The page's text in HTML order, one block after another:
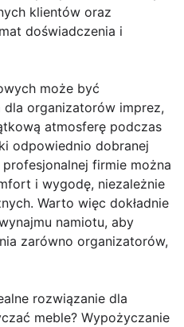
klientów oraz
doświadczenia i
może być
dla organizatorów imprez,
atmosferę podczas
odpowiednio dobranej
firmie można
i wygodę, niezależnie
Warto więc dokładnie
namiotu, aby
zarówno organizatorów,
rozwiązanie dla
meble? Wypożyczanie